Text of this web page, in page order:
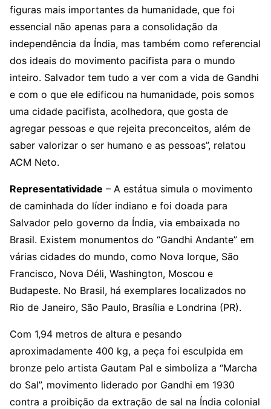
figuras mais importantes da humanidade, que foi
essencial não apenas para a consolidação da
independência da Índia, mas também como referencial
dos ideais do movimento pacifista para o mundo
inteiro. Salvador tem tudo a ver com a vida de Gandhi
e com o que ele edificou na humanidade, pois somos
uma cidade pacifista, acolhedora, que gosta de
agregar pessoas e que rejeita preconceitos, além de
saber valorizar o ser humano e as pessoas”, relatou
ACM Neto.
Representatividade – A estátua simula o movimento
de caminhada do líder indiano e foi doada para
Salvador pelo governo da Índia, via embaixada no
Brasil. Existem monumentos do “Gandhi Andante” em
várias cidades do mundo, como Nova Iorque, São
Francisco, Nova Déli, Washington, Moscou e
Budapeste. No Brasil, há exemplares localizados no
Rio de Janeiro, São Paulo, Brasília e Londrina (PR).
Com 1,94 metros de altura e pesando
aproximadamente 400 kg, a peça foi esculpida em
bronze pelo artista Gautam Pal e simboliza a “Marcha
do Sal”, movimento liderado por Gandhi em 1930
contra a proibição da extração de sal na Índia colonial